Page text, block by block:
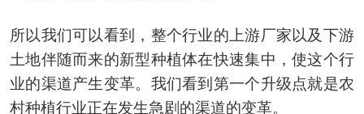
所以我们可以看到，整个行业的上游厂家以及下游
土地伴随而来的新型种植体在快速集中，使这个行
业的渠道产生变革。我们看到第一个升级点就是农
村种植行业正在发生急剧的渠道的变革。